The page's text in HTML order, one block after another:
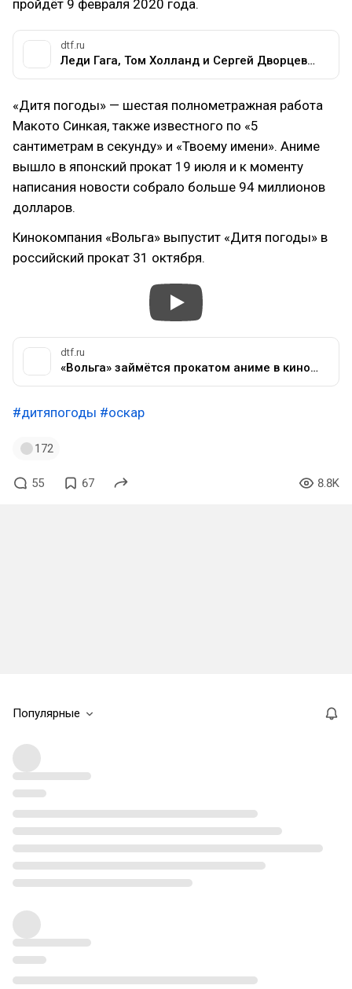
пройдёт 9 февраля 2020 года.
dtf.ru
Леди Гага, Том Холланд и Сергей Дворцевой вошли в число академиков «Оскар» — Кино и сериалы на DTF
«Дитя погоды» — шестая полнометражная работа
Макото Синкая, также известного по «5
сантиметрам в секунду» и «Твоему имени». Аниме
вышло в японский прокат 19 июля и к моменту
написания новости собрало больше 94 миллионов
долларов.
Кинокомпания «Вольга» выпустит «Дитя погоды» в
российский прокат 31 октября.
dtf.ru
«Вольга» займётся прокатом аниме в кинотеатрах России — студия начнёт с «Дитя погоды» Макото Синкая — Аниме на DTF
#дитяпогоды #оскар
172
55 67 8.8K
Популярные